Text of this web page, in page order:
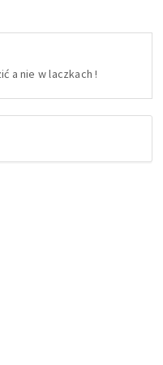
a nie w laczkach !